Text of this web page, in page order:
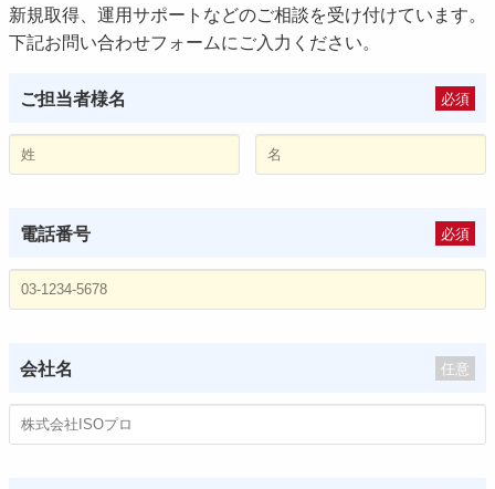
新規取得、運用サポートなどのご相談を受け付けています。
下記お問い合わせフォームにご入力ください。
ご担当者様名 必須
電話番号 必須
会社名 任意